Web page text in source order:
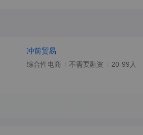
冲前贸易
综合性电商 不需要融资 20-99人